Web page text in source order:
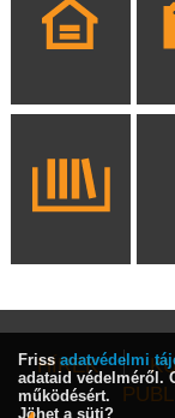
HÍREK
Friss adatvédelmi
adataid védelméről.
működésért.
Jöhet a süti?